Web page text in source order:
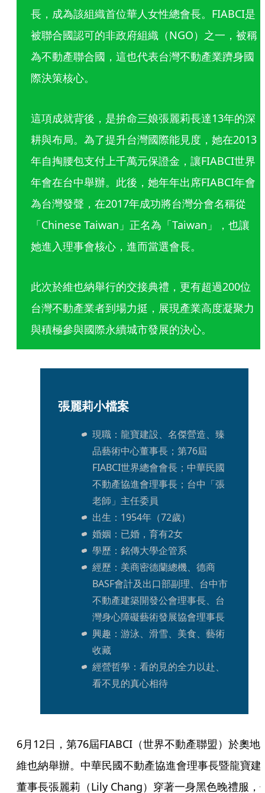
長，成為該組織首位華人女性總會長。FIABCI是
被聯合國認可的非政府組織（NGO）之一，被稱
為不動產聯合國，這也代表台灣不動產業躋身國
際決策核心。
這項成就背後，是拚命三娘張麗莉長達13年的深
耕與布局。為了提升台灣國際能見度，她在2013
年自掏腰包支付上千萬元保證金，讓FIABCI世界
年會在台中舉辦。此後，她年年出席FIABCI年會
為台灣發聲，在2017年成功將台灣分會名稱從
「Chinese Taiwan」正名為「Taiwan」，也讓
她進入理事會核心，進而當選會長。
此次於維也納舉行的交接典禮，更有超過200位
台灣不動產業者到場力挺，展現產業高度凝聚力
與積極參與國際永續城市發展的決心。
張麗莉小檔案
現職：龍寶建設、名傑營造、臻
品藝術中心董事長；第76屆
FIABCI世界總會會長；中華民國
不動產協進會理事長；台中「張
老師」主任委員
出生：1954年（72歲）
婚姻：已婚，育有2女
學歷：銘傳大學企管系
經歷：美商密德蘭總機、德商
BASF會計及出口部副理、台中市
不動產建築開發公會理事長、台
灣身心障礙藝術發展協會理事長
興趣：游泳、滑雪、美食、藝術
收藏
經營哲學：看的見的全力以赴、
看不見的真心相待
6月12日，第76屆FIABCI（世界不動產聯盟）於奧地
維也納舉辦。中華民國不動產協進會理事長暨龍寶建
董事長張麗莉（Lily Chang）穿著一身黑色晚禮服，